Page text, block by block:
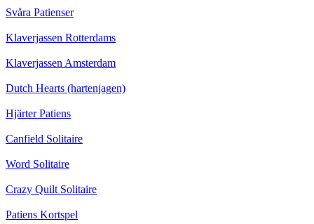
Svåra Patienser
Klaverjassen Rotterdams
Klaverjassen Amsterdam
Dutch Hearts (hartenjagen)
Hjärter Patiens
Canfield Solitaire
Word Solitaire
Crazy Quilt Solitaire
Patiens Kortspel